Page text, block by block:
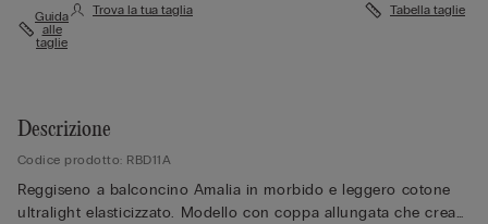
Guida
alle
taglie
Trova la tua taglia Tabella taglie
Descrizione
Codice prodotto: RBD11A
Reggiseno a balconcino Amalia in morbido e leggero cotone
ultralight elasticizzato. Modello con coppa allungata che crea